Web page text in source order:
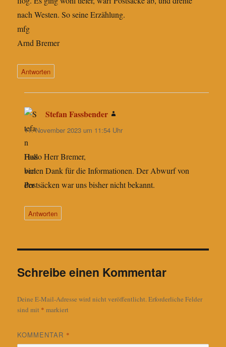
nach Westen. So seine Erzählung.
mfg
Arnd Bremer
Antworten
Stefan Fassbender
11. November 2023 um 11:54 Uhr
Hallo Herr Bremer,
vielen Dank für die Informationen. Der Abwurf von
Postsäcken war uns bisher nicht bekannt.
Antworten
Schreibe einen Kommentar
Deine E-Mail-Adresse wird nicht veröffentlicht.Erforderliche Felder
sind mit * markiert
KOMMENTAR *